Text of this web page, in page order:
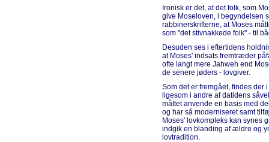
Ironisk er det, at det folk, som
give Moseloven, i begyndelsen
rabbinerskrifterne, at Moses
som "det stivnakkede folk" - til
Desuden ses i eftertidens
at Moses' indsats fremtræder
ofte langt mere Jahweh end
de senere jøders - lovgiver.
Som det er fremgået, findes
ligesom i andre af datidens
måttet anvende en basis med
og har så moderniseret samt
Moses' lovkompleks kan synes
indgik en blanding af ældre og
lovtradition.